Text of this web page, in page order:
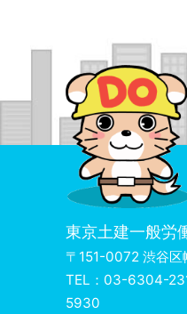
東京土建一般労
〒151-0072 渋谷
TEL：03-6304-
5930